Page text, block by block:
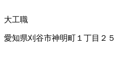
大工職
愛知県刈谷市神明町１丁目２５